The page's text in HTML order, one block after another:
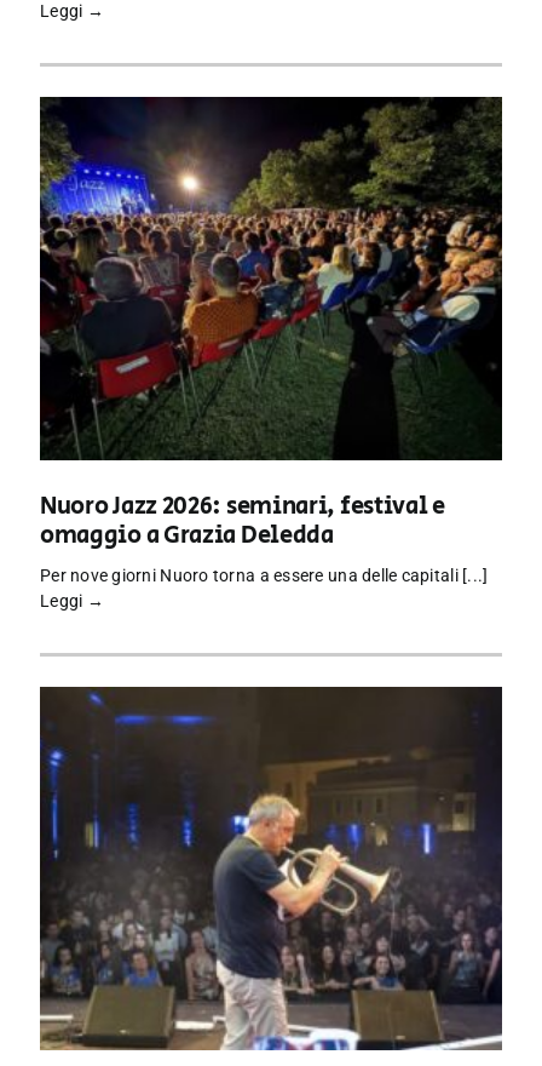
Leggi →
Nuoro Jazz 2026: seminari, festival e
omaggio a Grazia Deledda
Per nove giorni Nuoro torna a essere una delle capitali [...]
Leggi →